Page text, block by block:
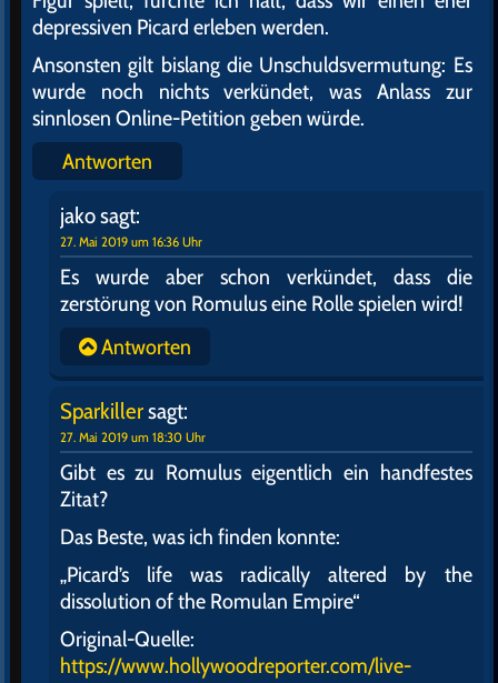
depressiven Picard erleben werden.
Ansonsten gilt bislang die Unschuldsvermutung: Es
wurde noch nichts verkündet, was Anlass zur
sinnlosen Online-Petition geben würde.
Antworten
jakosagt:
27. Mai 2019 um 16:36 Uhr
Es wurde aber schon verkündet, dass die
zerstörung von Romulus eine Rolle spielen wird!
Antworten
Sparkillersagt:
27. Mai 2019 um 18:30 Uhr
Gibt es zu Romulus eigentlich ein handfestes
Zitat?
Das Beste, was ich finden konnte:
„Picard’s life was radically altered by the
dissolution of the Romulan Empire“
Original-Quelle:
https://www.hollywoodreporter.com/live-